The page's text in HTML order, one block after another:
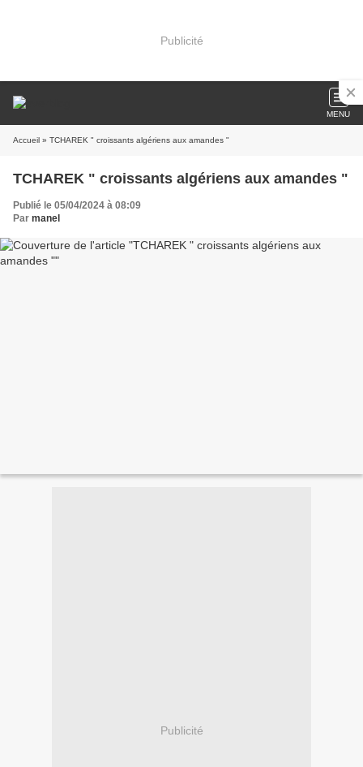
Publicité
MENU
Accueil » TCHAREK " croissants algériens aux amandes "
TCHAREK " croissants algériens aux amandes "
Publié le 05/04/2024 à 08:09
Par manel
Publicité